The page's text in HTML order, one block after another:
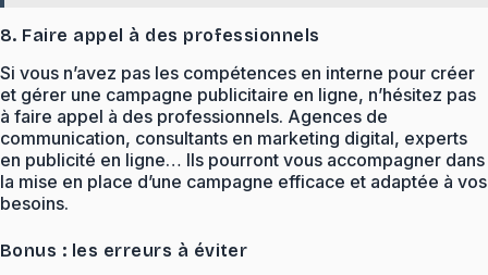
8. Faire appel à des professionnels
Si vous n’avez pas les compétences en interne pour créer
et gérer une campagne publicitaire en ligne, n’hésitez pas
à faire appel à des professionnels. Agences de
communication, consultants en marketing digital, experts
en publicité en ligne… Ils pourront vous accompagner dans
la mise en place d’une campagne efficace et adaptée à vos
besoins.
Bonus : les erreurs à éviter